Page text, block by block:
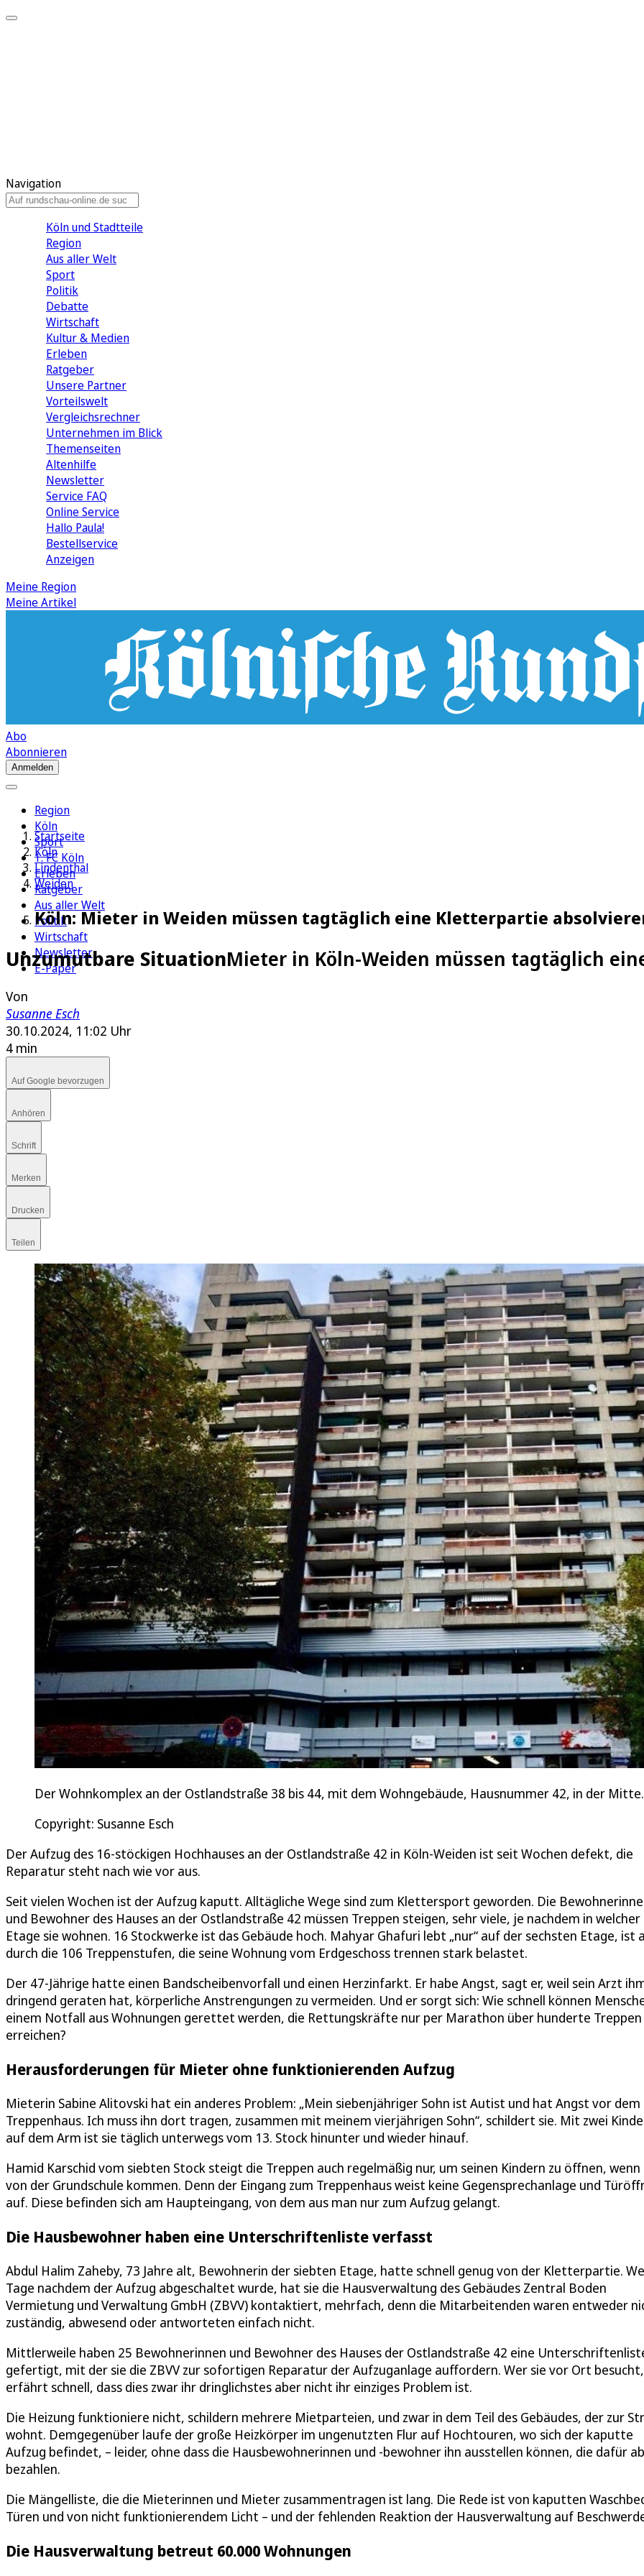
Navigation
Köln und Stadtteile
Region
Aus aller Welt
Sport
Politik
Debatte
Wirtschaft
Kultur & Medien
Erleben
Ratgeber
Unsere Partner
Vorteilswelt
Vergleichsrechner
Unternehmen im Blick
Themenseiten
Altenhilfe
Newsletter
Service FAQ
Online Service
Hallo Paula!
Bestellservice
Anzeigen
Meine Region
Meine Artikel
Abo
Abonnieren
Anmelden
Region
Köln
Sport
1. FC Köln
Erleben
Ratgeber
Aus aller Welt
Politik
Wirtschaft
Newsletter
E-Paper
Startseite
Köln
Lindenthal
Weiden
Köln: Mieter in Weiden müssen tagtäglich eine Kletterpartie
Unzumutbare SituationMieter in Köln-Weiden müssen tagtäglich
Von
Susanne Esch
30.10.2024, 11:02 Uhr
4 min
Auf Google bevorzugen
Anhören
Schrift
Merken
Drucken
Teilen
Der Wohnkomplex an der Ostlandstraße 38 bis 44, mit dem Wohngebäude, Hausnummer 42, in der Mitte.
Copyright: Susanne Esch
Der Aufzug des 16-stöckigen Hochhauses an der Ostlandstraße 42 in Köln-Weiden ist seit Wochen defekt, die
Reparatur steht nach wie vor aus.
Seit vielen Wochen ist der Aufzug kaputt. Alltägliche Wege sind zum Klettersport geworden. Die
und Bewohner des Hauses an der Ostlandstraße 42 müssen Treppen steigen, sehr viele, je nachdem in welcher
Etage sie wohnen. 16 Stockwerke ist das Gebäude hoch. Mahyar Ghafuri lebt „nur“ auf der sechsten Etage, ist
durch die 106 Treppenstufen, die seine Wohnung vom Erdgeschoss trennen stark belastet.
Der 47-Jährige hatte einen Bandscheibenvorfall und einen Herzinfarkt. Er habe Angst, sagt er, weil sein Arzt
dringend geraten hat, körperliche Anstrengungen zu vermeiden. Und er sorgt sich: Wie schnell können
einem Notfall aus Wohnungen gerettet werden, die Rettungskräfte nur per Marathon über hunderte Treppen
erreichen?
Herausforderungen für Mieter ohne funktionierenden Aufzug
Mieterin Sabine Alitovski hat ein anderes Problem: „Mein siebenjähriger Sohn ist Autist und hat Angst vor dem
Treppenhaus. Ich muss ihn dort tragen, zusammen mit meinem vierjährigen Sohn“, schildert sie. Mit zwei
auf dem Arm ist sie täglich unterwegs vom 13. Stock hinunter und wieder hinauf.
Hamid Karschid vom siebten Stock steigt die Treppen auch regelmäßig nur, um seinen Kindern zu öffnen, wenn
von der Grundschule kommen. Denn der Eingang zum Treppenhaus weist keine Gegensprechanlage und
auf. Diese befinden sich am Haupteingang, von dem aus man nur zum Aufzug gelangt.
Die Hausbewohner haben eine Unterschriftenliste verfasst
Abdul Halim Zaheby, 73 Jahre alt, Bewohnerin der siebten Etage, hatte schnell genug von der Kletterpartie.
Tage nachdem der Aufzug abgeschaltet wurde, hat sie die Hausverwaltung des Gebäudes Zentral Boden
Vermietung und Verwaltung GmbH (ZBVV) kontaktiert, mehrfach, denn die Mitarbeitenden waren entweder
zuständig, abwesend oder antworteten einfach nicht.
Mittlerweile haben 25 Bewohnerinnen und Bewohner des Hauses der Ostlandstraße 42 eine
gefertigt, mit der sie die ZBVV zur sofortigen Reparatur der Aufzuganlage auffordern. Wer sie vor Ort besucht,
erfährt schnell, dass dies zwar ihr dringlichstes aber nicht ihr einziges Problem ist.
Die Heizung funktioniere nicht, schildern mehrere Mietparteien, und zwar in dem Teil des Gebäudes, der zur
wohnt. Demgegenüber laufe der große Heizkörper im ungenutzten Flur auf Hochtouren, wo sich der kaputte
Aufzug befindet, – leider, ohne dass die Hausbewohnerinnen und -bewohner ihn ausstellen können, die dafür
bezahlen.
Die Mängelliste, die die Mieterinnen und Mieter zusammentragen ist lang. Die Rede ist von kaputten
Türen und von nicht funktionierendem Licht – und der fehlenden Reaktion der Hausverwaltung auf
Die Hausverwaltung betreut 60.000 Wohnungen